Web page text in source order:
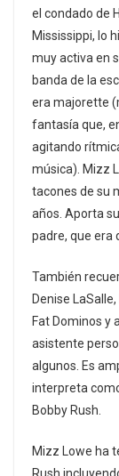
el condado de
Mississippi, lo
muy activa en
banda de la
era majorette
fantasía que,
agitando
música). Mizz
tacones de su
años. Aporta
padre, que era
También
Denise
Fat Dominos y
asistente
algunos. Es
interpreta como
Bobby Rush.
Mizz Lowe ha